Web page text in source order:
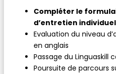
Compléter le
d’entretien individuel
Evaluation du niveau
en anglais
Passage du Linguaskill
Poursuite de parcours